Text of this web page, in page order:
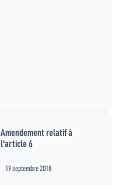
Amendement relatif à
l'article 6
19 septembre 2018